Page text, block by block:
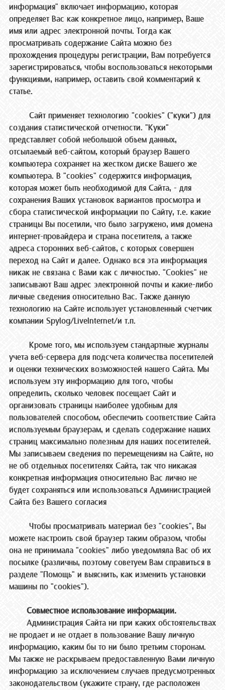
информация" включает информацию, которая
определяет Вас как конкретное лицо, например, Ваше
имя или адрес электронной почты. Тогда как
просматривать содержание Сайта можно без
прохождения процедуры регистрации, Вам потребуется
зарегистрироваться, чтобы воспользоваться некоторыми
функциями, например, оставить свой комментарий к
статье.
Сайт применяет технологию "cookies" ("куки") для
создания статистической отчетности. "Куки"
представляет собой небольшой объем данных,
отсылаемый веб-сайтом, который браузер Вашего
компьютера сохраняет на жестком диске Вашего же
компьютера. В "cookies" содержится информация,
которая может быть необходимой для Сайта, - для
сохранения Ваших установок вариантов просмотра и
сбора статистической информации по Сайту, т.е. какие
страницы Вы посетили, что было загружено, имя домена
интернет-провайдера и страна посетителя, а также
адреса сторонних веб-сайтов, с которых совершен
переход на Сайт и далее. Однако вся эта информация
никак не связана с Вами как с личностью. "Cookies" не
записывают Ваш адрес электронной почты и какие-либо
личные сведения относительно Вас. Также данную
технологию на Сайте использует установленный счетчик
компании Spylog/LiveInternet/и т.п.
Кроме того, мы используем стандартные журналы
учета веб-сервера для подсчета количества посетителей
и оценки технических возможностей нашего Сайта. Мы
используем эту информацию для того, чтобы
определить, сколько человек посещает Сайт и
организовать страницы наиболее удобным для
пользователей способом, обеспечить соответствие Сайта
используемым браузерам, и сделать содержание наших
страниц максимально полезным для наших посетителей.
Мы записываем сведения по перемещениям на Сайте, но
не об отдельных посетителях Сайта, так что никакая
конкретная информация относительно Вас лично не
будет сохраняться или использоваться Администрацией
Сайта без Вашего согласия
Чтобы просматривать материал без "cookies", Вы
можете настроить свой браузер таким образом, чтобы
она не принимала "cookies" либо уведомляла Вас об их
посылке (различны, поэтому советуем Вам справиться в
разделе "Помощь" и выяснить, как изменить установки
машины по "cookies").
Совместное использование информации.
Администрация Сайта ни при каких обстоятельствах
не продает и не отдает в пользование Вашу личную
информацию, каким бы то ни было третьим сторонам.
Мы также не раскрываем предоставленную Вами личную
информацию за исключением случаев предусмотренных
законодательством (укажите страну, где расположен